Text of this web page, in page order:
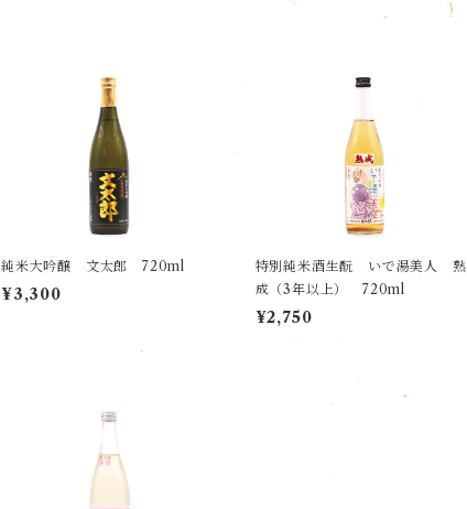
純米大吟醸 文太郎 720ml
¥3,300
特別純米酒生酛 いで湯美人 熟
成（3年以上） 720ml
¥2,750